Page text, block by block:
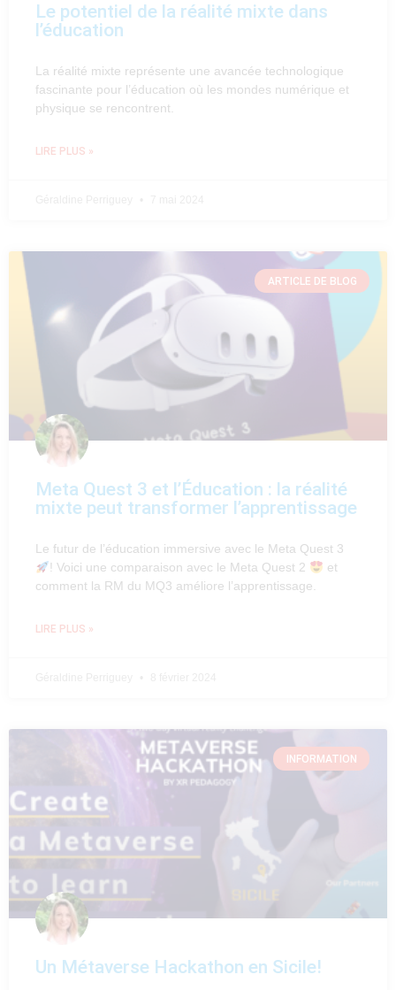
Le potentiel de la réalité mixte dans
l’éducation
La réalité mixte représente une avancée technologique
fascinante pour l’éducation où les mondes numérique et
physique se rencontrent.
LIRE PLUS »
ARTICLE DE BLOG
Meta Quest 3 et l’Éducation : la réalité
mixte peut transformer l’apprentissage
Le futur de l’éducation immersive avec le Meta Quest 3
! Voici une comparaison avec le Meta Quest 2
et
comment la RM du MQ3 améliore l’apprentissage.
LIRE PLUS »
INFORMATION
Un Métaverse Hackathon en Sicile!